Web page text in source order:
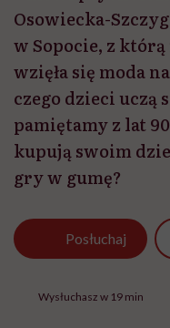
Osowiecka-
w Sopocie, z
wzięła się moda
czego dzieci uczą
pamiętamy z lat
kupują swoim
gry w gumę?
Posłuchaj
Wysłuchasz w 19 min